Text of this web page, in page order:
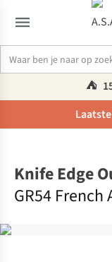
⛺️
Knife Edge
GR54